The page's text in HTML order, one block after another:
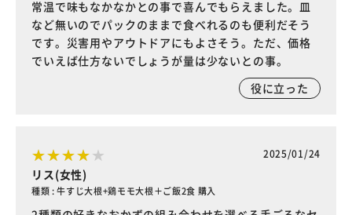
常温で味もなかなかとの事で喜んでもらえました。皿
など無いのでパックのままで食べれるのも便利だそう
です。災害用やアウトドアにもよさそう。ただ、価格
でいえば仕方ないでしょうが量は少ないとの事。
役に立った
2025/01/24
リス(女性)
種類 : 牛すじ大根+鶏モモ大根＋ご飯2食 購入